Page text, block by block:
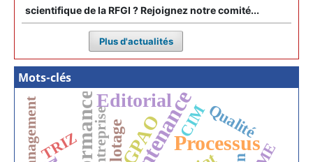
scientifique de la RFGI ? Rejoignez notre comité...
Plus d'actualités
Mots-clés
Processus
Editorial
GPAO
Pilotage CIMQualité
TRIZ Entreprise